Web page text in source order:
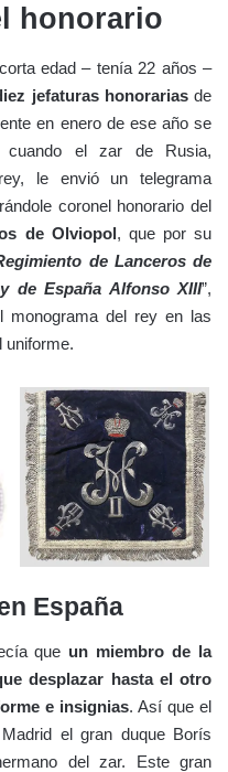
honorario
edad – tenía 22 años –
jefaturas honorariasde
en enero de ese año se
el zar de Rusia,
le envió un telegrama
coronel honorario del
de Olviopol, que por su
de Lanceros de
de España Alfonso XIII”,
monograma del rey en las
uniforme.
España
que un miembro de la
desplazar hasta el otro
e insignias. Así que el
el gran duque Borís
del zar. Este gran